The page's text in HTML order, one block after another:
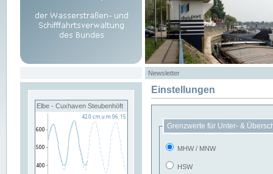
Newsletter
Elbe - Cuxhaven Steubenhöft
Einstellungen
Grenzwerte für Unter- &
MHW / MNW
HSW